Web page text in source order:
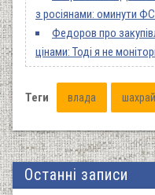
з росіянами: оминути
Федоров про
цінами: Тоді я не
Теги влада
Останні записи